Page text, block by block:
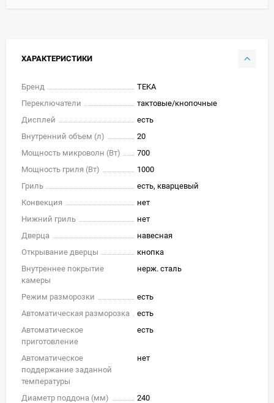
ХАРАКТЕРИСТИКИ
Бренд
TEKA
Переключатели
тактовые/кнопочные
Дисплей
есть
Внутренний объем (л)
20
Мощность микроволн (Вт)
700
Мощность гриля (Вт)
1000
Гриль
есть, кварцевый
Конвекция
нет
Нижний гриль
нет
Дверца
навесная
Открывание дверцы
кнопка
Внутреннее покрытие
камеры
нерж. сталь
Режим разморозки
есть
Автоматическая разморозка
есть
Автоматическое
приготовление
есть
Автоматическое
поддержание заданной
температуры
нет
Диаметр поддона (мм)
240